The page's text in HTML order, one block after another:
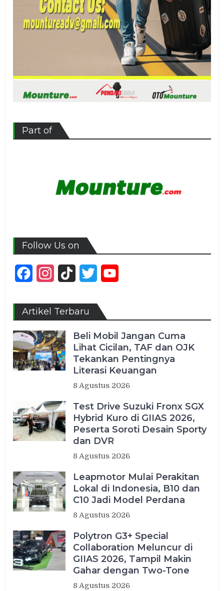
Part of
Follow Us on
FacebookInstagram
TikTok Twitter
Artikel Terbaru
Beli Mobil Jangan Cuma
Lihat Cicilan, TAF dan OJK
Tekankan Pentingnya
Literasi Keuangan
8 Agustus 2026
Test Drive Suzuki Fronx SGX
Hybrid Kuro di GIIAS 2026,
Peserta Soroti Desain Sporty
dan DVR
8 Agustus 2026
Leapmotor Mulai Perakitan
Lokal di Indonesia, B10 dan
C10 Jadi Model Perdana
8 Agustus 2026
Polytron G3+ Special
Collaboration Meluncur di
GIIAS 2026, Tampil Makin
Gahar dengan Two-Tone
8 Agustus 2026